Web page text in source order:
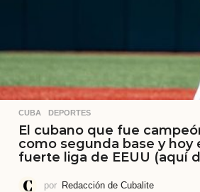
CUBA ,DEPORTES
El cubano que fue
como segunda base y hoy
fuerte liga de EEUU (aquí
por Redacción de Cubalite